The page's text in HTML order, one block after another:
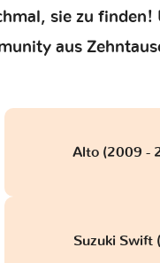
sie zu
aus
Alto (2009 -
Suzuki Swift